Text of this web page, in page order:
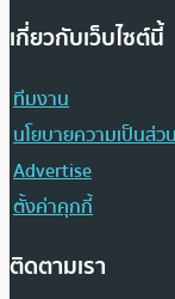
เกี่ยวกับเว็บไซต์นี้
ทีมงาน
นโยบายความเป็นส่ว
Advertise
ตั้งค่าคุกกี้
ติดตามเรา